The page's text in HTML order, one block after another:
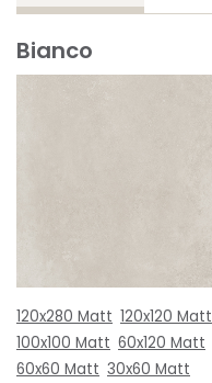
Bianco
120x280 Matt 120x120 Matt
100x100 Matt 60x120 Matt
60x60 Matt 30x60 Matt